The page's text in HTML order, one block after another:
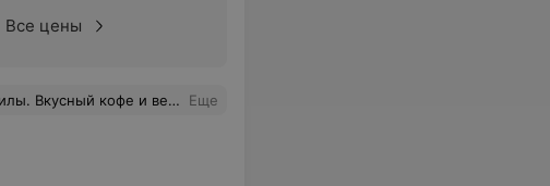
Все цены
вежливые администраторы . Еще